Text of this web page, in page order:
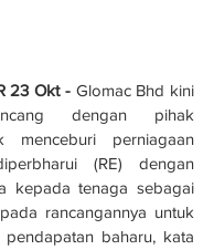
23 Okt - Glomac Bhd kini
dengan pihak
menceburi perniagaan
(RE) dengan
kepada tenaga sebagai
rancangannya untuk
pendapatan baharu, kata